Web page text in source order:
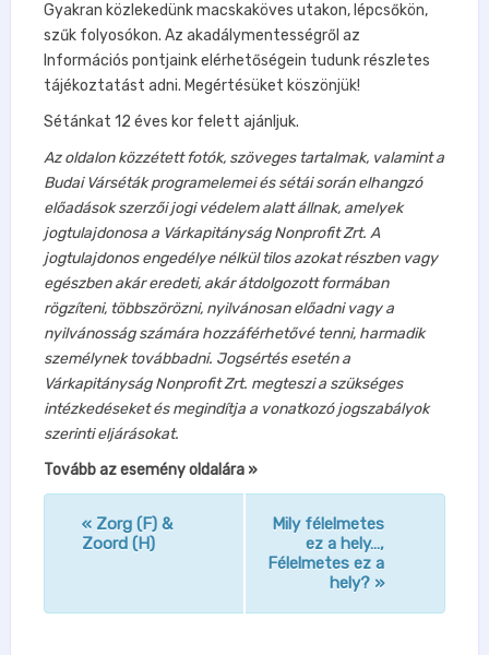
Gyakran közlekedünk macskaköves utakon, lépcsőkön,
szűk folyosókon. Az akadálymentességről az
Információs pontjaink elérhetőségein tudunk részletes
tájékoztatást adni. Megértésüket köszönjük!
Sétánkat 12 éves kor felett ajánljuk.
Az oldalon közzétett fotók, szöveges tartalmak, valamint a
Budai Várséták programelemei és sétái során elhangzó
előadások szerzői jogi védelem alatt állnak, amelyek
jogtulajdonosa a Várkapitányság Nonprofit Zrt. A
jogtulajdonos engedélye nélkül tilos azokat részben vagy
egészben akár eredeti, akár átdolgozott formában
rögzíteni, többszörözni, nyilvánosan előadni vagy a
nyilvánosság számára hozzáférhetővé tenni, harmadik
személynek továbbadni. Jogsértés esetén a
Várkapitányság Nonprofit Zrt. megteszi a szükséges
intézkedéseket és megindítja a vonatkozó jogszabályok
szerinti eljárásokat.
Tovább az esemény oldalára »
« Zorg (F) &
Zoord (H)
Mily félelmetes
ez a hely…,
Félelmetes ez a
hely? »